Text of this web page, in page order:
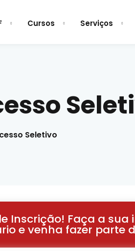
Cursos Serviços
Seletivo
Inscrição! Faça a sua
e venha fazer parte